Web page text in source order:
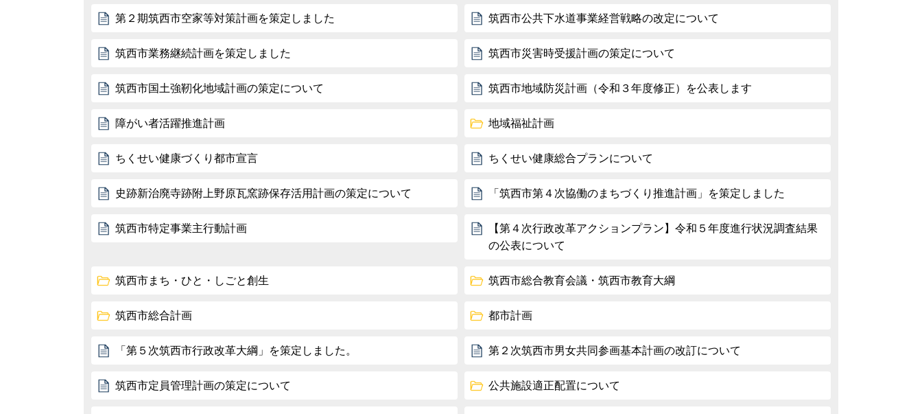
第２期筑西市空家等対策計画を策定しました 筑西市公共下水道事業経営戦略の改定について
筑西市業務継続計画を策定しました 筑西市災害時受援計画の策定について
筑西市国土強靭化地域計画の策定について 筑西市地域防災計画（令和３年度修正）を公表します
障がい者活躍推進計画 地域福祉計画
ちくせい健康づくり都市宣言 ちくせい健康総合プランについて
史跡新治廃寺跡附上野原瓦窯跡保存活用計画の策定について 「筑西市第４次協働のまちづくり推進計画」を策定しました
筑西市特定事業主行動計画
【第４次行政改革アクションプラン】令和５年度進行状況調査結果
の公表について
筑西市まち・ひと・しごと創生 筑西市総合教育会議・筑西市教育大綱
筑西市総合計画 都市計画
「第５次筑西市行政改革大綱」を策定しました。 第２次筑西市男女共同参画基本計画の改訂について
筑西市定員管理計画の策定について 公共施設適正配置について